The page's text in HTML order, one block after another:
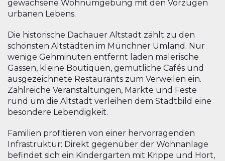
gewachsene Wohnumgebung mit den Vorzügen
urbanen Lebens.
Die historische Dachauer Altstadt zählt zu den
schönsten Altstädten im Münchner Umland. Nur
wenige Gehminuten entfernt laden malerische
Gassen, kleine Boutiquen, gemütliche Cafés und
ausgezeichnete Restaurants zum Verweilen ein.
Zahlreiche Veranstaltungen, Märkte und Feste
rund um die Altstadt verleihen dem Stadtbild eine
besondere Lebendigkeit.
Familien profitieren von einer hervorragenden
Infrastruktur: Direkt gegenüber der Wohnanlage
befindet sich ein Kindergarten mit Krippe und Hort,